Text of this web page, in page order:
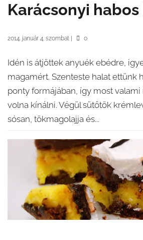
Karácsonyi habos
2014. január 4. szombat 0
Idén is átjöttek anyuék ebédre,
magamért. Szenteste halat ettünk
ponty formájában, így most
volna kínálni. Végül sütőtök
sósan, tökmagolajja és...